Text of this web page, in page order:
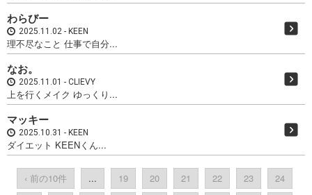
わらびー
2025.11.02 KEEN
理不尽なこと 仕事で自分...
なお。
2025.11.01 CLIEVY
上を行くメイク ゆっくり...
マッキー
2025.10.31 KEEN
ダイエット KEENくん...
‹ 前の10件 ... 19 20 21 22 23
24